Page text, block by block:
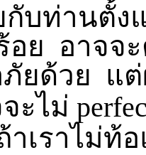
ท่านตั้งแ
อย อาจจ
ยด้วย แ
ะไม่
าเราไม่ท้